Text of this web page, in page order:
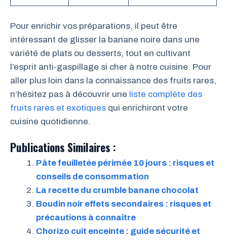
Pour enrichir vos préparations, il peut être
intéressant de glisser la banane noire dans une
variété de plats ou desserts, tout en cultivant
l’esprit anti-gaspillage si cher à notre cuisine. Pour
aller plus loin dans la connaissance des fruits rares,
n’hésitez pas à découvrir une liste complète des
fruits rares et exotiques qui enrichiront votre
cuisine quotidienne.
Publications Similaires :
Pâte feuilletée périmée 10 jours : risques et
conseils de consommation
La recette du crumble banane chocolat
Boudin noir effets secondaires : risques et
précautions à connaître
Chorizo cuit enceinte : guide sécurité et